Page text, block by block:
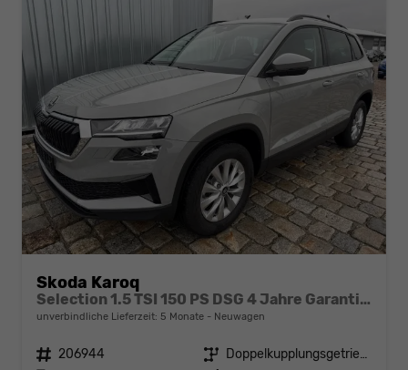
Skoda Karoq
Selection 1.5 TSI 150 PS DSG 4 Jahre Garantie-Anhängerkupplung-Keyless Start-AppleCarPlay-AndroidAuto-Sunset-Tempomat-2-Zonen-Klima-16''Alu
unverbindliche Lieferzeit: 5 Monate Neuwagen
Fahrzeugnr. 206944 Getriebe
Doppelkupplungsgetriebe (DSG)